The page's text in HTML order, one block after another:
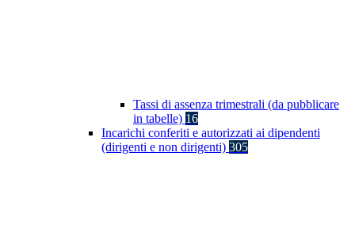
Tassi di assenza trimestrali (da pubblicare
in tabelle) 16
Incarichi conferiti e autorizzati ai dipendenti
(dirigenti e non dirigenti) 305